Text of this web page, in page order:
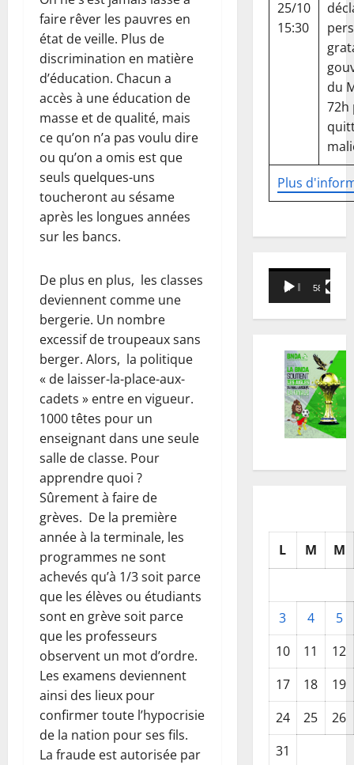
faire rêver les pauvres en
état de veille. Plus de
discrimination en matière
d’éducation. Chacun a
accès à une éducation de
masse et de qualité, mais
ce qu’on n’a pas voulu dire
ou qu’on a omis est que
seuls quelques-uns
toucheront au sésame
après les longues années
sur les bancs.
De plus en plus, les classes
deviennent comme une
bergerie. Un nombre
excessif de troupeaux sans
berger. Alors, la politique
« de laisser-la-place-aux-
cadets » entre en vigueur.
1000 têtes pour un
enseignant dans une seule
salle de classe. Pour
apprendre quoi ?
Sûrement à faire de
grèves. De la première
année à la terminale, les
programmes ne sont
achevés qu’à 1/3 soit parce
que les élèves ou étudiants
sont en grève soit parce
que les professeurs
observent un mot d’ordre.
Les examens deviennent
ainsi des lieux pour
confirmer toute l’hypocrisie
de la nation pour ses fils.
La fraude est autorisée par
Plus
25/10
15:30
du
72h
Lecteur
vidéo
00:00 58:18
L M M
3 4
5
10
11
12
17
18
19
24
25
26
31